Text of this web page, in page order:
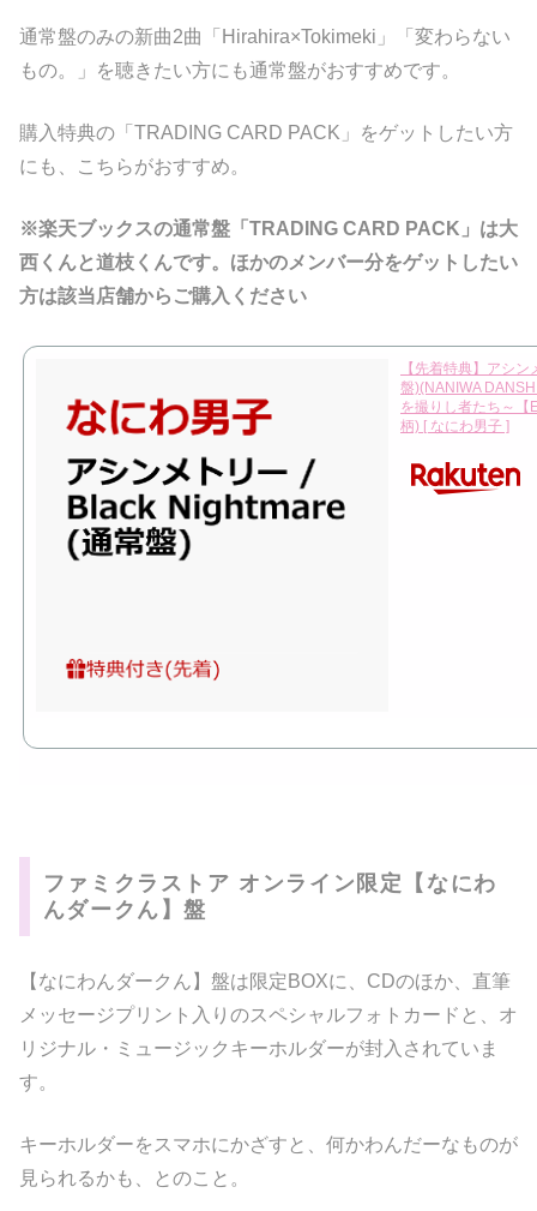
通常盤のみの新曲2曲「Hirahira×Tokimeki」「変わらない
もの。」を聴きたい方にも通常盤がおすすめです。
購入特典の「TRADING CARD PACK」をゲットしたい方
にも、こちらがおすすめ。
※楽天ブックスの通常盤「TRADING CARD PACK」は大
西くんと道枝くんです。ほかのメンバー分をゲットしたい
方は該当店舗からご購入ください
【先着特典】アシ
盤)(NANIWA
を撮りし者たち～
柄) [ なにわ男子 ]
ファミクラストア オンライン限定【なにわ
んダークん】盤
【なにわんダークん】盤は限定BOXに、CDのほか、直筆
メッセージプリント入りのスペシャルフォトカードと、オ
リジナル・ミュージックキーホルダーが封入されていま
す。
キーホルダーをスマホにかざすと、何かわんだーなものが
見られるかも、とのこと。